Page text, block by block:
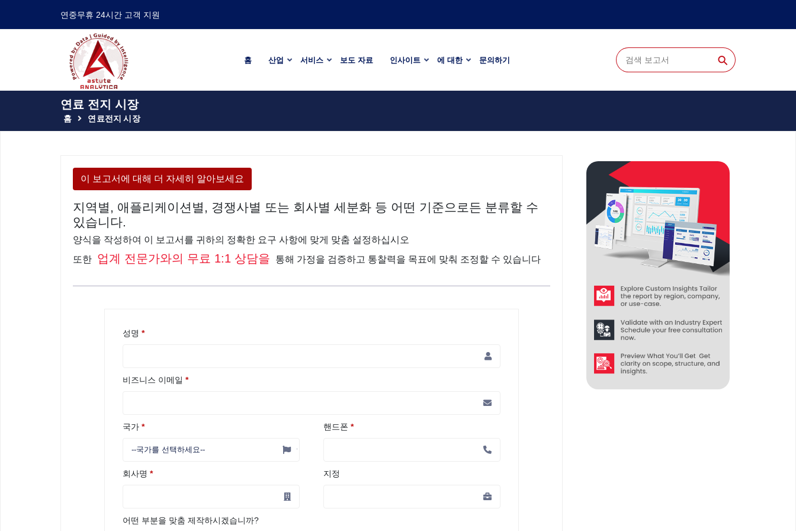
연중무휴 24시간 고객 지원
홈 산업 서비스 보도 자료 인사이트 에 대한 문의하기 ⚲
연료 전지 시장
홈 연료전지 시장
이 보고서에 대해 더 자세히 알아보세요
지역별, 애플리케이션별, 경쟁사별 또는 회사별 세분화 등 어떤 기준으로든 분류할 수
있습니다.
양식을 작성하여 이 보고서를 귀하의 정확한 요구 사항에 맞게 맞춤 설정하십시오
또한 업계 전문가와의 무료 1:1 상담을 통해 가정을 검증하고 통찰력을 목표에 맞춰 조정할 수 있습니다
성명 *
비즈니스 이메일 *
국가 * 핸드폰 *
회사명 * 지정
어떤 부분을 맞춤 제작하시겠습니까?